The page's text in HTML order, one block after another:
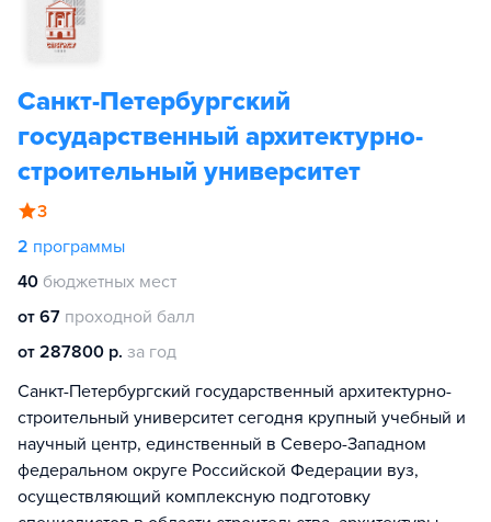
Санкт-Петербургский
государственный архитектурно-
строительный университет
3
2 программы
40 бюджетных мест
от 67 проходной балл
от 287800 р. за год
Санкт-Петербургский государственный архитектурно-
строительный университет сегодня крупный учебный и
научный центр, единственный в Северо-Западном
федеральном округе Российской Федерации вуз,
осуществляющий комплексную подготовку